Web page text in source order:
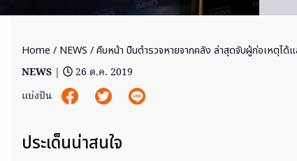
Home / NEWS / คืบหน้า ปืนตำรวจหายจากคลัง ล่าสุดจับผู้ก่อเหตุได้
NEWS |
26 ต.ค. 2019
แบ่งปัน
ประเด็นน่าสนใจ